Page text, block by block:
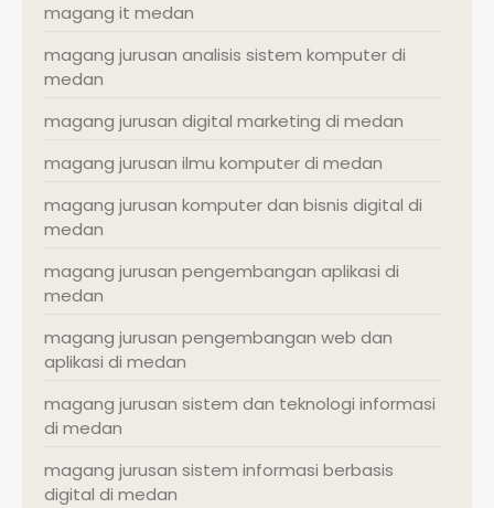
magang it medan
magang jurusan analisis sistem komputer di
medan
magang jurusan digital marketing di medan
magang jurusan ilmu komputer di medan
magang jurusan komputer dan bisnis digital di
medan
magang jurusan pengembangan aplikasi di
medan
magang jurusan pengembangan web dan
aplikasi di medan
magang jurusan sistem dan teknologi informasi
di medan
magang jurusan sistem informasi berbasis
digital di medan